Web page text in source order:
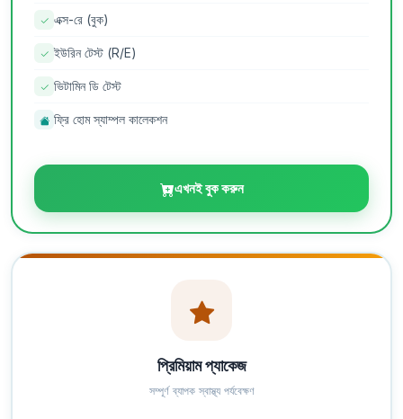
এক্স-রে (বুক)
ইউরিন টেস্ট (R/E)
ভিটামিন ডি টেস্ট
ফ্রি হোম স্যাম্পল কালেকশন
এখনই বুক করুন
প্রিমিয়াম প্যাকেজ
সম্পূর্ণ ব্যাপক স্বাস্থ্য পর্যবেক্ষণ